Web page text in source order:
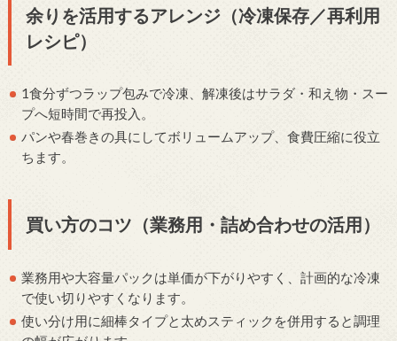
余りを活用するアレンジ（冷凍保存／再利用
レシピ）
1食分ずつラップ包みで冷凍、解凍後はサラダ・和え物・スー
プへ短時間で再投入。
パンや春巻きの具にしてボリュームアップ、食費圧縮に役立
ちます。
買い方のコツ（業務用・詰め合わせの活用）
業務用や大容量パックは単価が下がりやすく、計画的な冷凍
で使い切りやすくなります。
使い分け用に細棒タイプと太めスティックを併用すると調理